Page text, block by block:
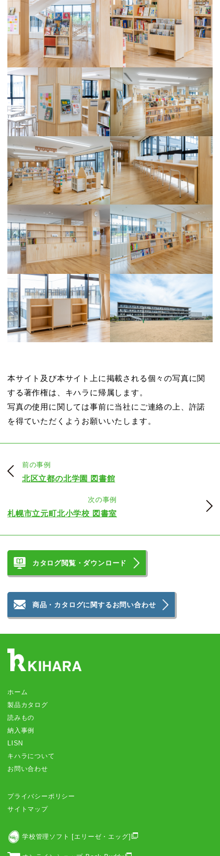
本サイト及び本サイト上に掲載される個々の写真に関
する著作権は、キハラに帰属します。
写真の使用に関しては事前に当社にご連絡の上、許諾
を得ていただくようお願いいたします。
前の事例
北区立都の北学園 図書館
次の事例
札幌市立元町北小学校 図書室
カタログ閲覧・ダウンロード
商品・カタログに関するお問い合わせ
ホーム
製品カタログ
読みもの
納入事例
LISN
キハラについて
お問い合わせ
プライバシーポリシー
サイトマップ
学校管理ソフト [エリーゼ・エッグ]